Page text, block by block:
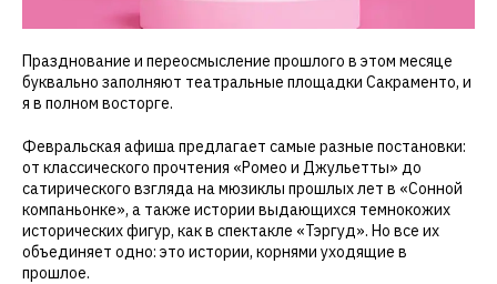
Празднование и переосмысление прошлого в этом месяце
буквально заполняют театральные площадки Сакраменто, и
я в полном восторге.
Февральская афиша предлагает самые разные постановки:
от классического прочтения «Ромео и Джульетты» до
сатирического взгляда на мюзиклы прошлых лет в «Сонной
компаньонке», а также истории выдающихся темнокожих
исторических фигур, как в спектакле «Тэргуд». Но все их
объединяет одно: это истории, корнями уходящие в
прошлое.